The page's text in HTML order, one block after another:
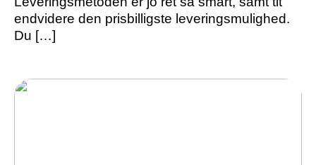
endvidere den prisbilligste leveringsmulighed.
Du […]